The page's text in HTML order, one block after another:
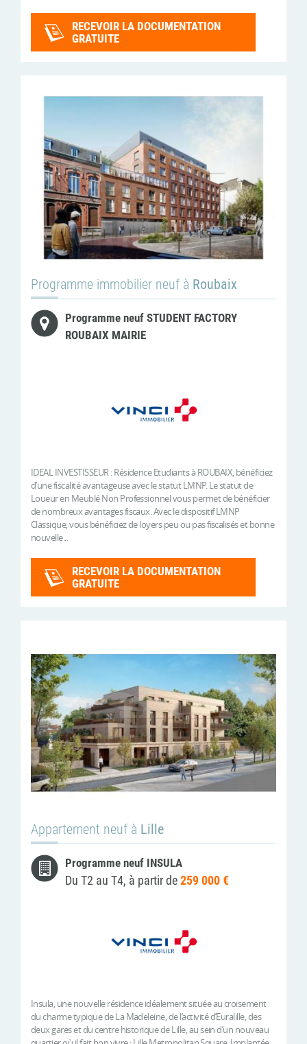
RECEVOIR LA DOCUMENTATION
GRATUITE
Programme immobilier neuf à Roubaix
Programme neuf STUDENT FACTORY
ROUBAIX MAIRIE
IDEAL INVESTISSEUR : Résidence Etudiants à ROUBAIX, bénéficiez
d’une fiscalité avantageuse avec le statut LMNP. Le statut de
Loueur en Meublé Non Professionnel vous permet de bénéficier
de nombreux avantages fiscaux. Avec le dispositif LMNP
Classique, vous bénéficiez de loyers peu ou pas fiscalisés et bonne
nouvelle...
RECEVOIR LA DOCUMENTATION
GRATUITE
Appartement neuf à Lille
Programme neuf INSULA
Du T2 au T4, à partir de259 000 €
Insula, une nouvelle résidence idéalement située au croisement
du charme typique de La Madeleine, de l’activité d’Euralille, des
deux gares et du centre historique de Lille, au sein d’un nouveau